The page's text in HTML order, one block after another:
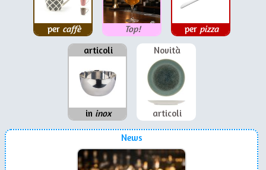
per caffè Top! per pizza
articoli
in inox
Novità
articoli
News